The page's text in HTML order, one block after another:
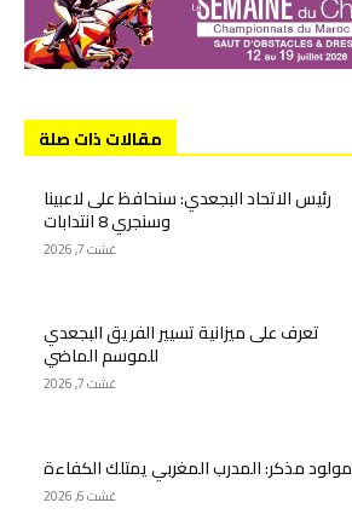
مقالات ذات صلة
رئيس الاتحاد البجعدي: سنحافظ على لاعبينا
وسنجري 8 انتدابات
غشت 7, 2026
تعرف على ميزانية تسيير الفريق البجعدي
للموسم الماضي
غشت 7, 2026
مولود مذكر: المدرب المغربي يمتلك الكفاءة
غشت 6, 2026